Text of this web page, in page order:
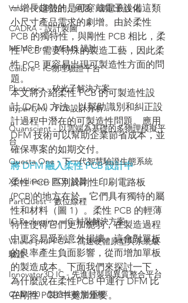
Valor - PCB設計、組裝、測試最佳化
CADRA - 設計製圖
MEMS Pro - MEMS 設計
Calibre - IC物理驗證平台
Photonics - 矽光子解決方案
HyperLynx - PCB設計分析
Quanscient - 以雲端為基礎的多物理模擬平
台
Questa One - 下一代智慧驗證生態系統
Xpedition - PCB 設計
PartQuest - 數位線程
IC Packaging - IC 封裝解決方案
Veloce proFPGA - 高速硬體原型與系統級
驗證
Innovator3D IC - 先進封裝與異質整合平台
CAM350 - 製造性檢測分析
一增長趨勢的是可穿戴電子設備這類
小尺寸產品需求的劇增。由於柔性
PCB 的獨特性，與剛性 PCB 相比，柔
性 PCB 需要特殊的製造工藝，因此柔
性 PCB 更容易出現可製造性方面的問
題。
本文將介紹柔性 PCB 的可製造性設
計 (DFM) 方法，以幫助識別和糾正設
計過程中潛在的可製造性問題。應用
DFM 技術可以幫助企業節省成本，並
確保專案的如期交付。
將 DFM 融入柔性 PCB 設計中
柔性 PCB 區別於剛性印刷電路板
(PCB)的地方在於，它們具有獨特的屬
性和材料（圖 1）。柔性 PCB 的輕薄
特性使得它們更加脆弱，在製造過程
中更容易受到意外損壞。這會對單板
的良率產生負面影響，從而增加單板
的製造成本。下面我們來探討一下，
為什麼說在柔性PCB 中運行 DFM 比
在剛性 PCB 中更加重要。